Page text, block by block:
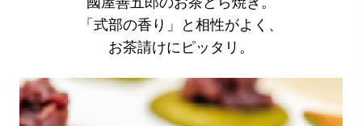
「式部の香り」と相性がよく、
お茶請けにピッタリ。